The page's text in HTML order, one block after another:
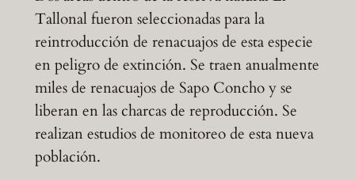
Tallonal fueron seleccionadas para la
reintroducción de renacuajos de esta especie
en peligro de extinción. Se traen anualmente
miles de renacuajos de Sapo Concho y se
liberan en las charcas de reproducción. Se
realizan estudios de monitoreo de esta nueva
población.